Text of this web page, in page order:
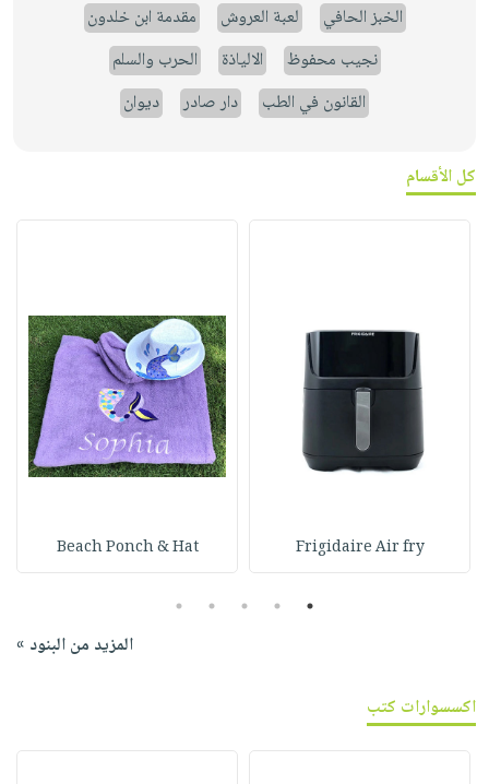
الخبز الحافي لعبة العروش
مقدمة ابن خلدون
نجيب محفوظ
الالياذة
الحرب والسلم
القانون في الطب
دار صادر ديوان
كل الأقسام
Frigidaire Air fry
Beach Ponch & Hat
1
2
3
4
5
المزيد من البنود »
اكسسوارات كتب